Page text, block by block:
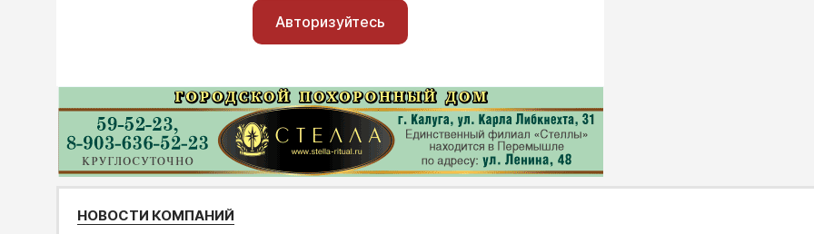
Авторизуйтесь
НОВОСТИ КОМПАНИЙ